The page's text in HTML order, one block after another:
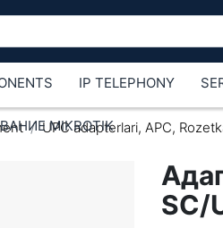
IP TELEPHONY
MIKROTIK
UPC adapterlari, APC,
SC/